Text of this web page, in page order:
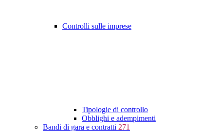
Controlli sulle imprese
Tipologie di controllo
Obblighi e adempimenti
Bandi di gara e contratti 271